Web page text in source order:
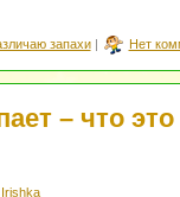
запахи| Нет
– что
Irishka